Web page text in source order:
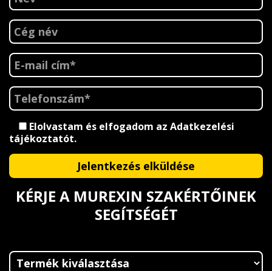
Elolvastam és elfogadom az Adatkezelési
tájékoztatót.
KÉRJE A MUREXIN SZAKÉRTŐINEK
SEGÍTSÉGÉT